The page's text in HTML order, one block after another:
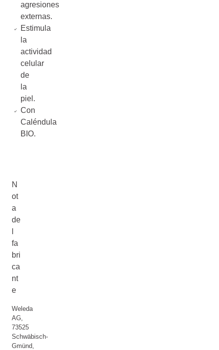
agresiones
externas.
Estimula
la
actividad
celular
de
la
piel.
Con
Caléndula
BIO.
N
ot
a
de
fa
bri
ca
nt
e
Weleda
AG,
73525
Schwäbisch-
Gmünd,